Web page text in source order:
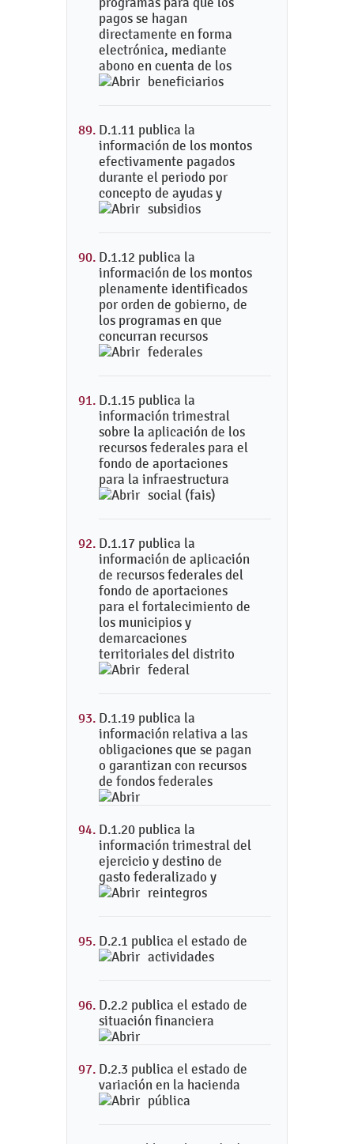
pagos se hagan
directamente en forma
electrónica, mediante
abono en cuenta de los
beneficiarios
D.1.11 publica la
información de los montos
efectivamente pagados
durante el periodo por
concepto de ayudas y
subsidios
D.1.12 publica la
información de los montos
plenamente identificados
por orden de gobierno, de
los programas en que
concurran recursos
federales
D.1.15 publica la
información trimestral
sobre la aplicación de los
recursos federales para el
fondo de aportaciones
para la infraestructura
social (fais)
D.1.17 publica la
información de aplicación
de recursos federales del
fondo de aportaciones
para el fortalecimiento de
los municipios y
demarcaciones
territoriales del distrito
federal
D.1.19 publica la
información relativa a las
obligaciones que se pagan
o garantizan con recursos
de fondos federales
D.1.20 publica la
información trimestral del
ejercicio y destino de
gasto federalizado y
reintegros
D.2.1 publica el estado de
actividades
D.2.2 publica el estado de
situación financiera
D.2.3 publica el estado de
variación en la hacienda
pública